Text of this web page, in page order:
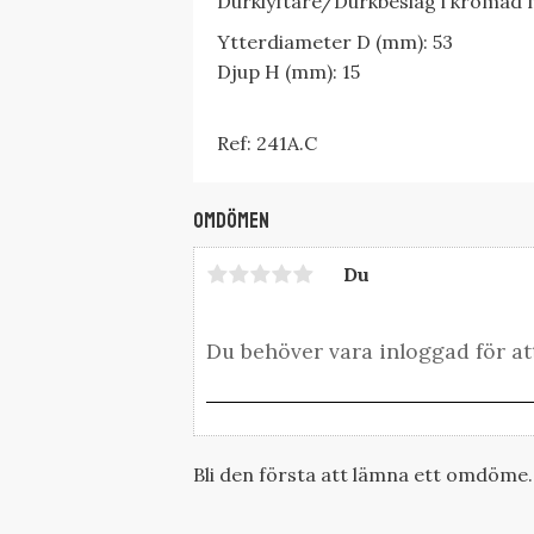
Ytterdiameter D (mm): 53
Djup H (mm): 15
Ref: 241A.C
Omdömen
Du
Bli den första att lämna ett omdöme.